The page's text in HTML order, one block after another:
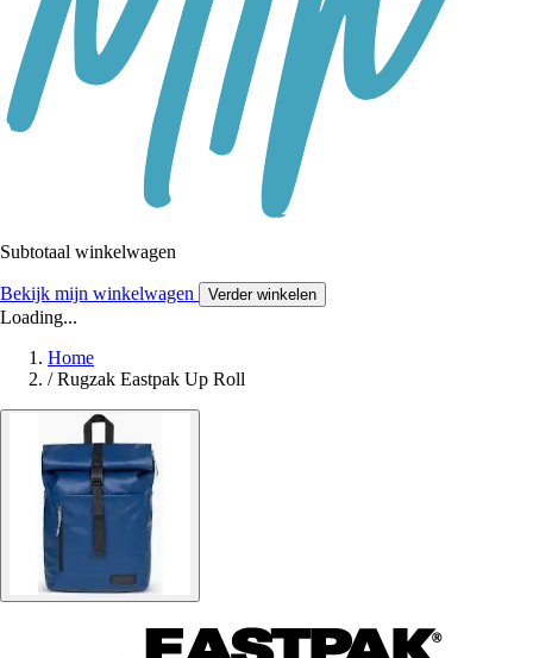
Subtotaal winkelwagen
Bekijk mijn winkelwagen Verder winkelen
Loading...
Home
/ Rugzak Eastpak Up Roll